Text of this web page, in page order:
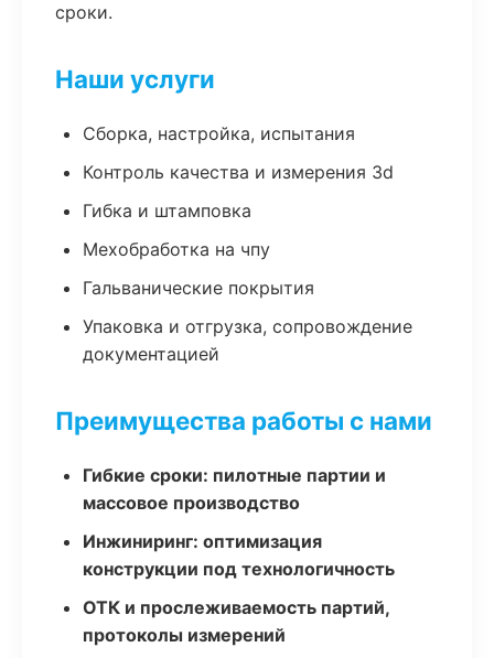
сроки.
Наши услуги
Сборка, настройка, испытания
Контроль качества и измерения 3d
Гибка и штамповка
Мехобработка на чпу
Гальванические покрытия
Упаковка и отгрузка, сопровождение
документацией
Преимущества работы с нами
Гибкие сроки: пилотные партии и
массовое производство
Инжиниринг: оптимизация
конструкции под технологичность
ОТК и прослеживаемость партий,
протоколы измерений